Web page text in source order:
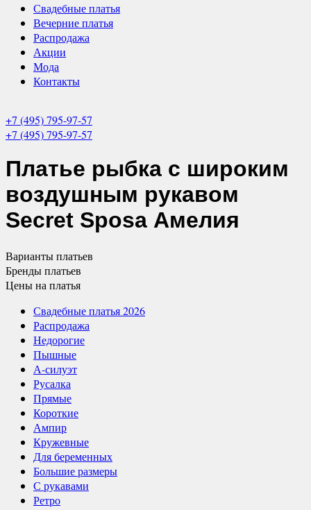
Свадебные платья
Вечерние платья
Распродажа
Акции
Мода
Контакты
+7 (495) 795-97-57
+7 (495) 795-97-57
Платье рыбка с широким
воздушным рукавом
Secret Sposa Амелия
Вариантыплатьев
Брендыплатьев
Ценына платья
Свадебные платья 2026
Распродажа
Недорогие
Пышные
А-силуэт
Русалка
Прямые
Короткие
Ампир
Кружевные
Для беременных
Большие размеры
С рукавами
Ретро